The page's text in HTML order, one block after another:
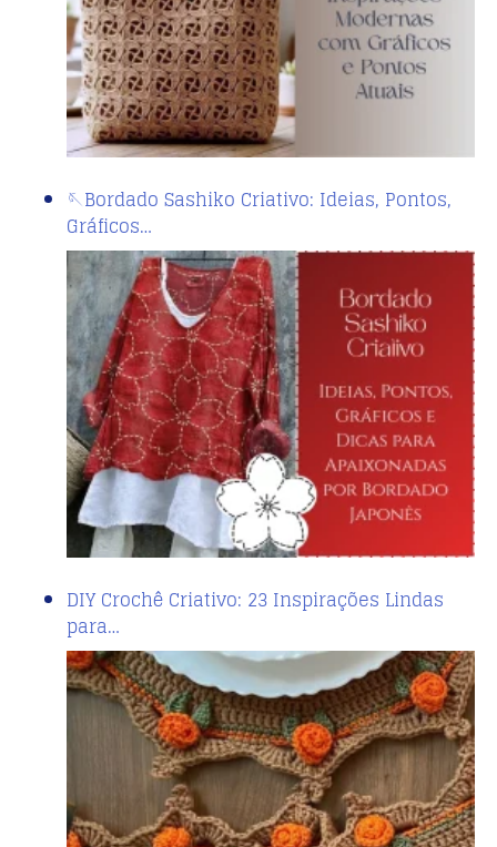
🪡Bordado Sashiko Criativo: Ideias, Pontos,
Gráficos…
DIY Crochê Criativo: 23 Inspirações Lindas
para…